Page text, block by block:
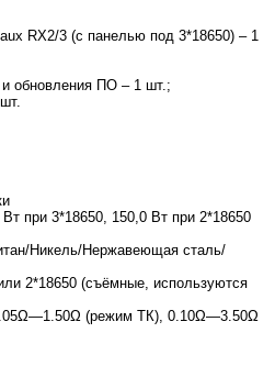
RX2/3 (c панелью под 3*18650) – 1
обновления ПО – 1 шт.;
при 3*18650, 150,0 Вт при 2*18650
Никель/Нержавеющая сталь/
2*18650 (съёмные, используются
(режим ТК), 0.10Ω—3.50Ω